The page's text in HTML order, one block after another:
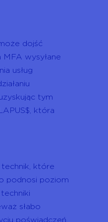
dojść
wysyłane
usług
tym
która
które
podnosi poziom
słabo
poświadczeń,